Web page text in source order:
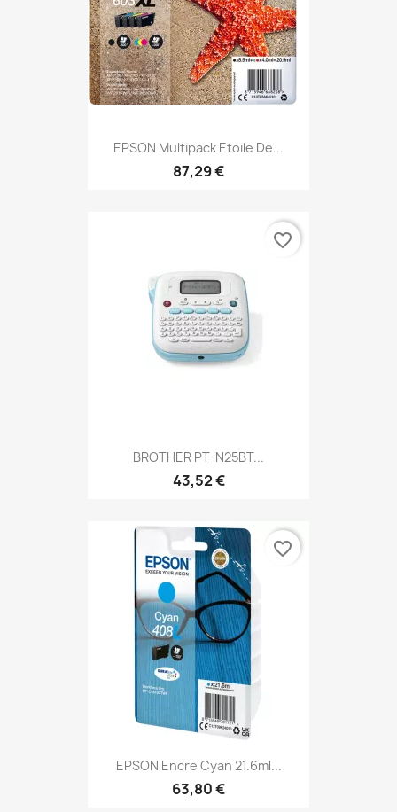
EPSON Multipack Etoile De...
87,29 €
BROTHER PT-N25BT...
43,52 €
favorite_border
EPSON Encre Cyan 21.6ml...
63,80 €
favorite_border